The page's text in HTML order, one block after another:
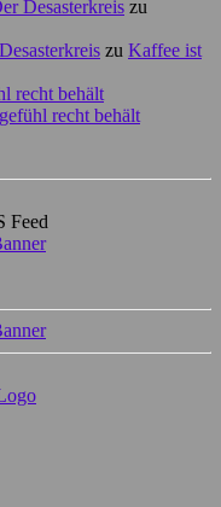
Desasterkreis zu
zu Kaffee ist
recht behält
recht behält
Feed